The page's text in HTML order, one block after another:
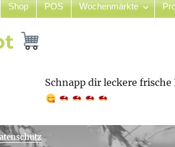
Shop POS Wochenmärkte
Schnapp dir leckere